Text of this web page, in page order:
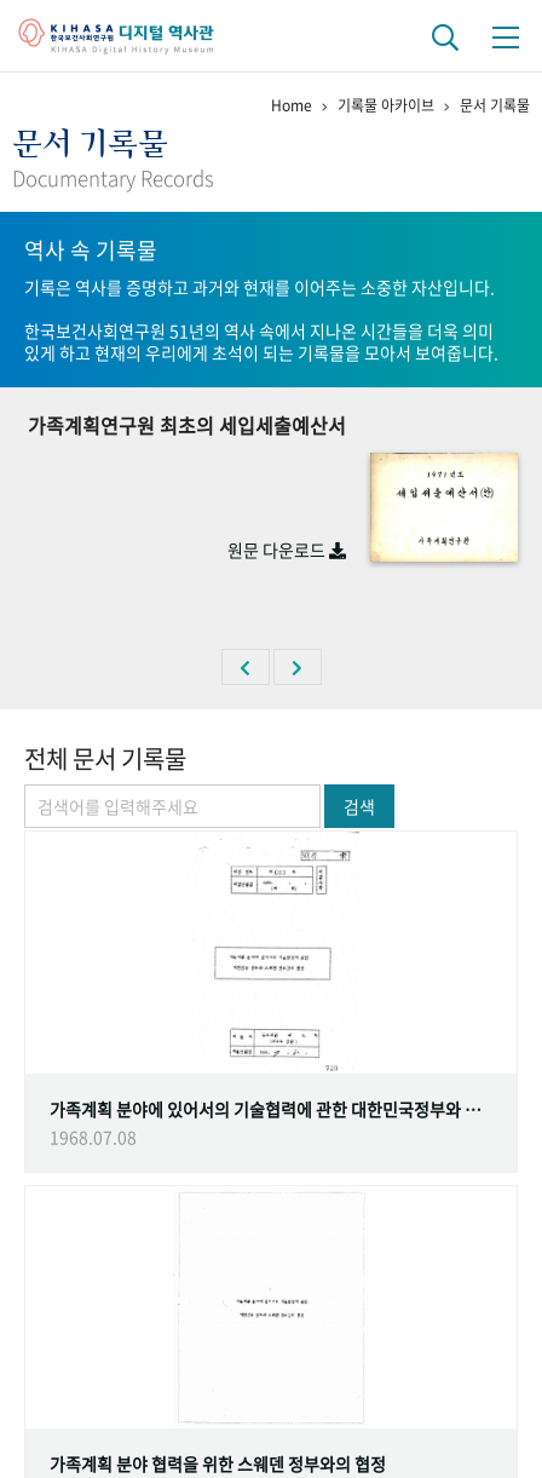
걸어온 길 기관 변천사
연구 역사
정책과 연구 키워드로 보는 연구 역사
연구자들
기록물 아카이브
사진 아카이브 문서 기록물 행정박물
숫자로 보는 50년 50+1주년 광장
Home 기록물 아카이브 문서 기록물
문서 기록물
Documentary Records
역사 속 기록물
기록은 역사를 증명하고 과거와 현재를 이어주는 소중한 자산입니다.
한국보건사회연구원 51년의 역사 속에서 지나온 시간들을 더욱 의미
있게 하고 현재의 우리에게 초석이 되는 기록물을 모아서 보여줍니다.
가족계획연구원 최초의 세입세출예산서
원문 다운로드
전체 문서 기록물
검색
가족계획 분야에 있어서의 기술협력에 관한 대한민국정부와 스웨덴 정부간의 협정
1968.07.08
가족계획 분야 협력을 위한 스웨덴 정부와의 협정